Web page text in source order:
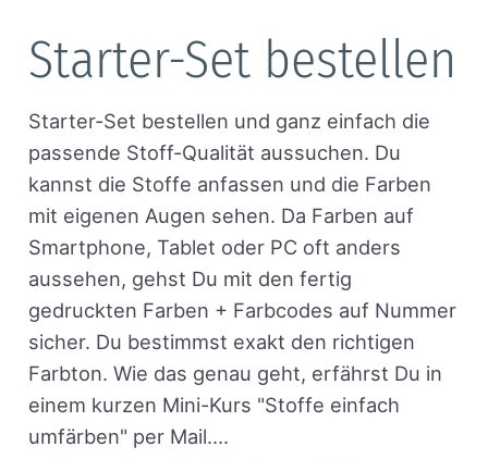
Starter-Set bestellen
Starter-Set bestellen und ganz einfach die
passende Stoff-Qualität aussuchen. Du
kannst die Stoffe anfassen und die Farben
mit eigenen Augen sehen. Da Farben auf
Smartphone, Tablet oder PC oft anders
aussehen, gehst Du mit den fertig
gedruckten Farben + Farbcodes auf Nummer
sicher. Du bestimmst exakt den richtigen
Farbton. Wie das genau geht, erfährst Du in
einem kurzen Mini-Kurs "Stoffe einfach
umfärben" per Mail....